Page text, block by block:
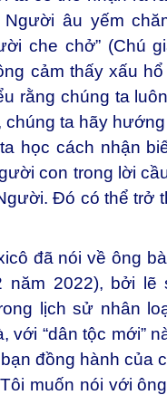
âu yếm
che chở” (Chú
cảm thấy xấu
rằng chúng ta
ta hãy
học cách nhận
con trong lời
Đó có thể trở
đã nói về ông
năm 2022), bởi lẽ
lịch sử nhân
với “dân tộc mới”
đồng hành của
muốn nói với